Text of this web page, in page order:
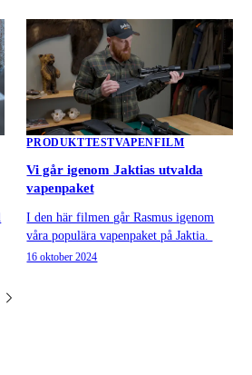
PRODUKTTESTVAPENFILM
Vi går igenom Jaktias utvalda
vapenpaket
I den här filmen går Rasmus igenom
våra populära vapenpaket på Jaktia.
16 oktober 2024